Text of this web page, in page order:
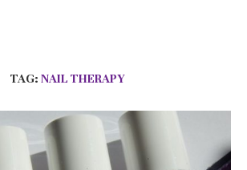
TAG: NAIL THERAPY